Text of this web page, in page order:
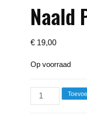
Naald
€ 19,00
Op voorraad
Naald
Philips